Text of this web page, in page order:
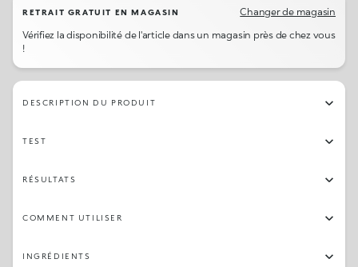
RETRAIT GRATUIT EN MAGASIN
Changer de magasin
Vérifiez la disponibilité de l'article dans un magasin près de chez vous
!
DESCRIPTION DU PRODUIT
TEST
RÉSULTATS
COMMENT UTILISER
INGRÉDIENTS